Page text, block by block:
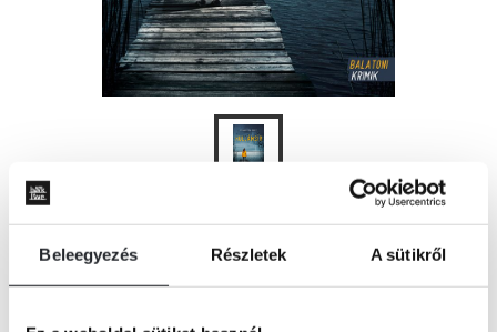
Beleegyezés Részletek A sütikről
KOSÁRBA